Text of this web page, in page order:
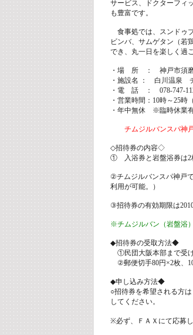
サービス、ドクターフィ
も豊富です。
食事処では、スンドゥ
ビンバ、サムゲタン（若
でき、丸一日を楽しく過
・場 所 ： 神戸市須磨
・施設名 ： 白川温泉
・電 話 ： 078-747-
・営業時間：10時～25
・年中無休 ※臨時休業
チムジルバンスパ神
◇招待券の内容◇
① 入浴券と岩盤浴券は2
②チムジルバンスパ神戸
利用が可能。）
③招待券の有効期限は
※チムジルバン（岩盤浴
◆招待券の受取方法◆
①民団大阪本部まで受
②郵便切手80円×2枚、
◆申し込み方法◆
○招待券を希望される方
してください。
※必ず、ＦＡＸにて応募